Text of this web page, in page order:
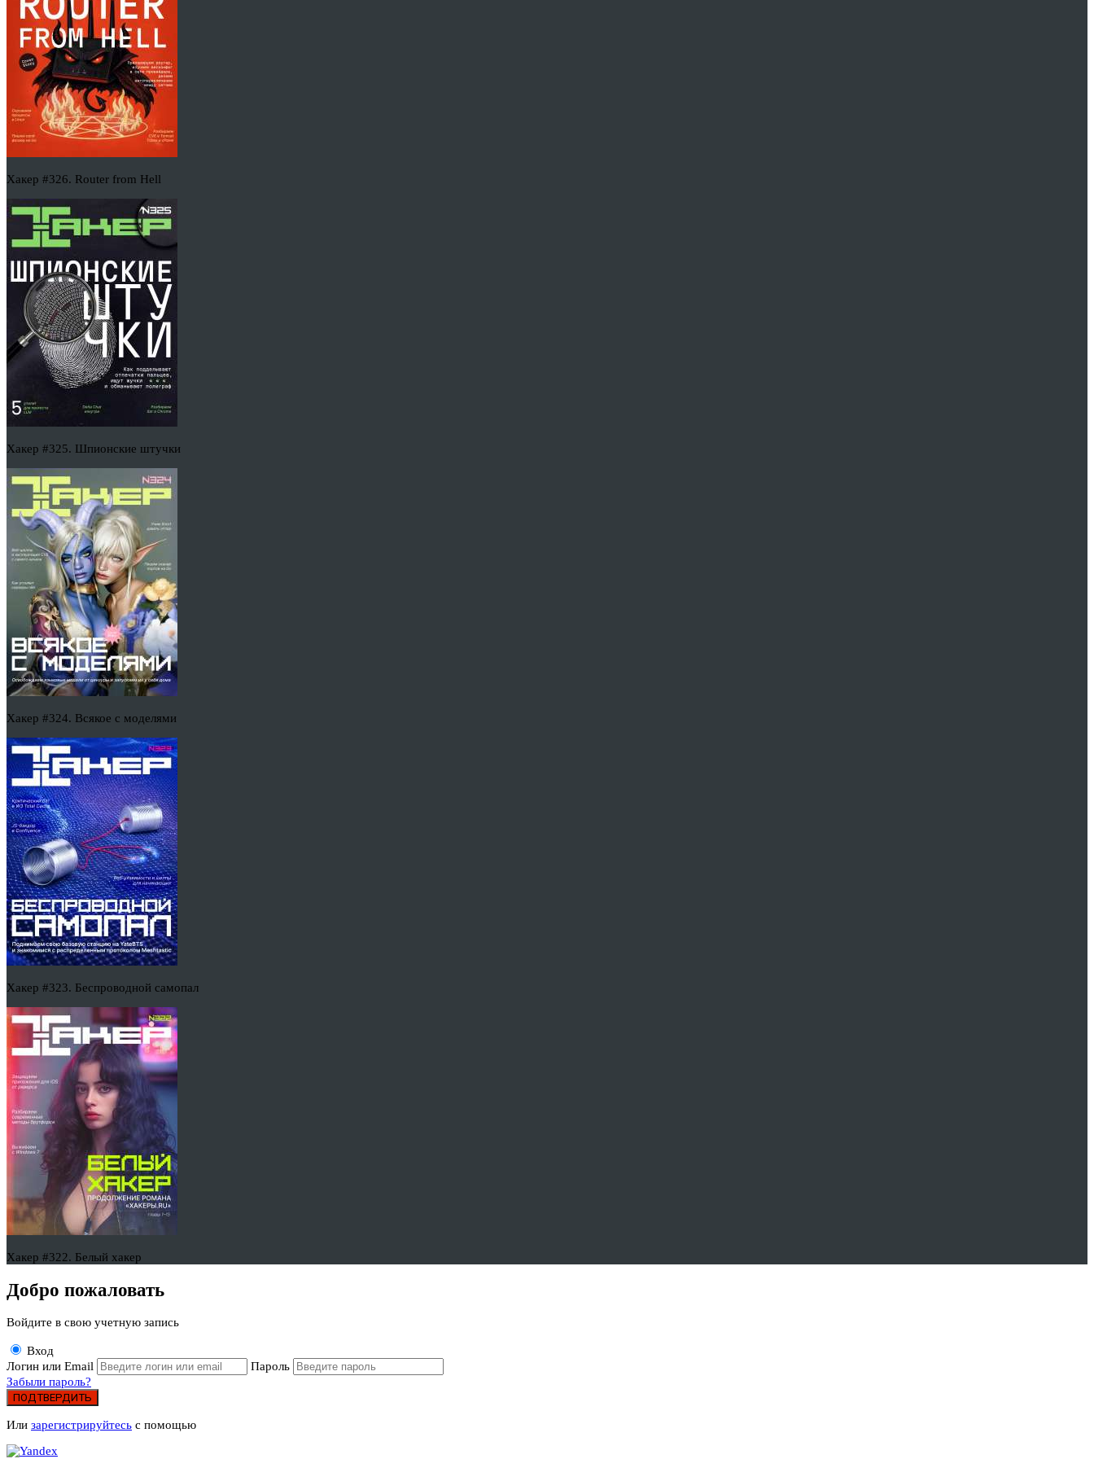
Хакер #326. Router from Hell
Хакер #325. Шпионские штучки
Хакер #324. Всякое с моделями
Хакер #323. Беспроводной самопал
Хакер #322. Белый хакер
Добро пожаловать
Войдите в свою учетную запись
Вход
Логин или Email
Пароль
Забыли пароль?
ПОДТВЕРДИТЬ
Или зарегистрируйтесь с помощью